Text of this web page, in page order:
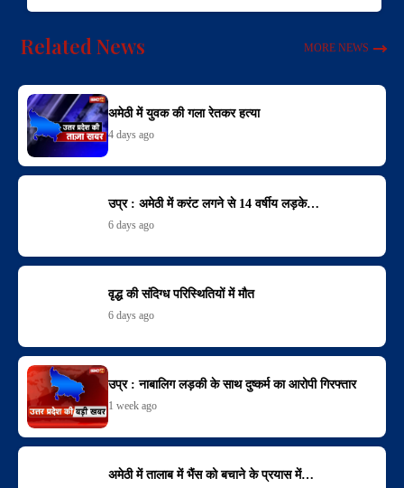
Related News MORE NEWS
अमेठी में युवक की गला रेतकर हत्या
4 days ago
उप्र : अमेठी में करंट लगने से 14 वर्षीय लड़के…
6 days ago
वृद्ध की संदिग्ध परिस्थितियों में मौत
6 days ago
उप्र : नाबालिग लड़की के साथ दुष्कर्म का आरोपी गिरफ्तार
1 week ago
अमेठी में तालाब में भैंस को बचाने के प्रयास में…